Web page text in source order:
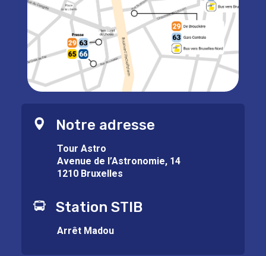
Notre adresse
Tour Astro
Avenue de l’Astronomie, 14
1210 Bruxelles
Station STIB
Arrêt Madou